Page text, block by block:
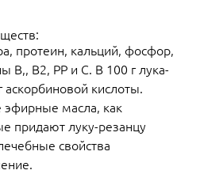
протеин, кальций, фосфор,
В,, В2, РР и С. В 100 г лука-
кислоты.
масла, как
придают луку-резанцу
свойства